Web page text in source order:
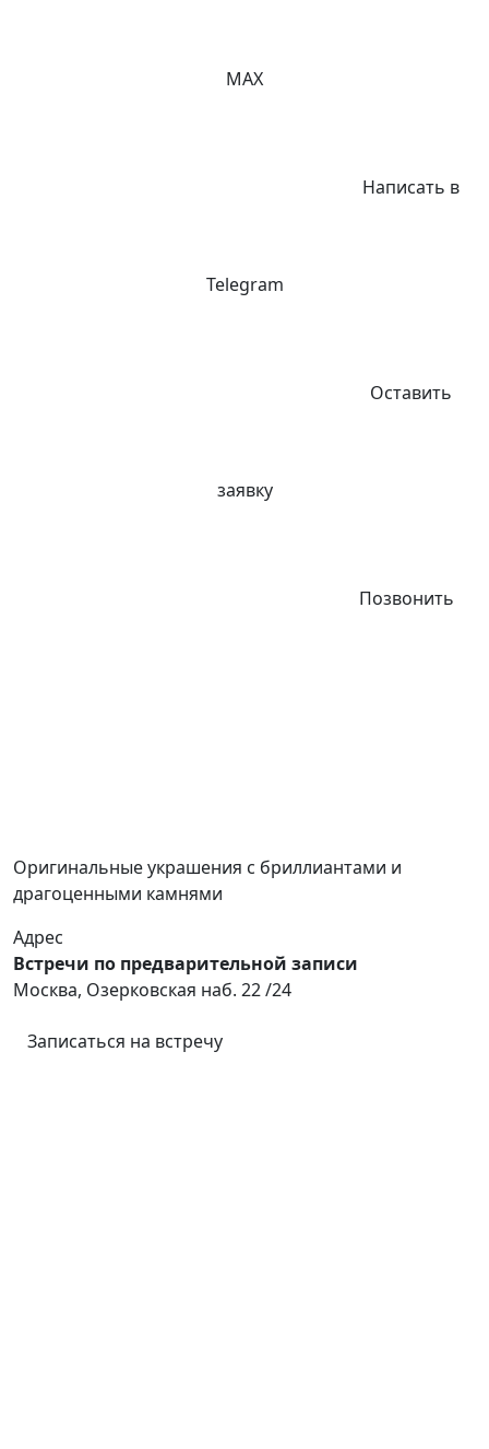
MAX
Написать в
Telegram
Оставить
заявку
Позвонить
Оригинальные украшения с бриллиантами и
драгоценными камнями
Адрес
Встречи по предварительной записи
Москва, Озерковская наб. 22 /24
Записаться на встречу